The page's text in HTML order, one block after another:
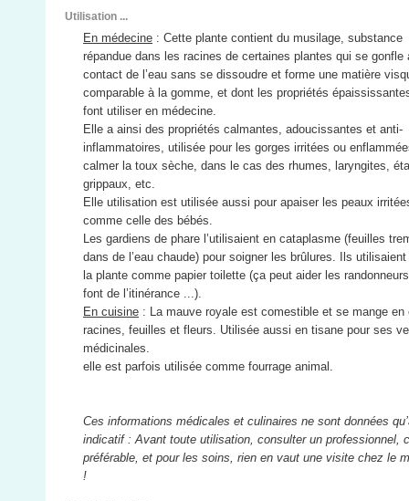
Utilisation ...
En médecine : Cette plante contient du musilage, substance
répandue dans les racines de certaines plantes qui se gonfle
contact de l’eau sans se dissoudre et forme une matière
comparable à la gomme, et dont les propriétés
font utiliser en médecine.
Elle a ainsi des propriétés calmantes, adoucissantes et anti-
inflammatoires, utilisée pour les gorges irritées ou
calmer la toux sèche, dans le cas des rhumes, laryngites,
grippaux, etc.
Elle utilisation est utilisée aussi pour apaiser les peaux
comme celle des bébés.
Les gardiens de phare l’utilisaient en cataplasme (feuilles
dans de l’eau chaude) pour soigner les brûlures. Ils
la plante comme papier toilette (ça peut aider les
font de l’itinérance ...).
En cuisine : La mauve royale est comestible et se mange en
racines, feuilles et fleurs. Utilisée aussi en tisane pour ses
médicinales.
elle est parfois utilisée comme fourrage animal.
Ces informations médicales et culinaires ne sont données
indicatif : Avant toute utilisation, consulter un professionnel,
préférable, et pour les soins, rien en vaut une visite chez le
!